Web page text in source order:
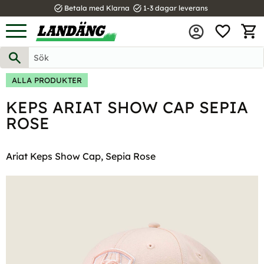
Meny
task_alt Betala med Klarna task_alt 1-3 dagar leverans
ALLA PRODUKTER
KEPS ARIAT SHOW CAP SEPIA
ROSE
Ariat Keps Show Cap, Sepia Rose